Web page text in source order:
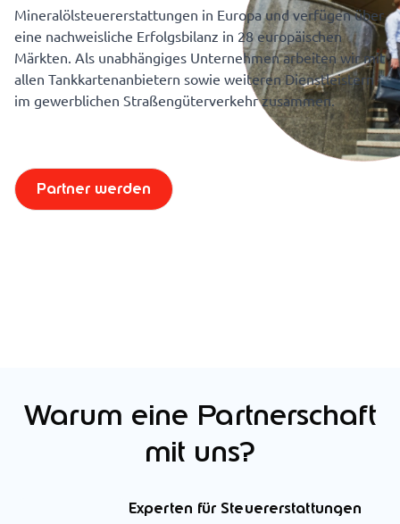
Mineralölsteuererstattungen in Europa und verfügen über
eine nachweisliche Erfolgsbilanz in 28 europäischen
Märkten. Als unabhängiges Unternehmen arbeiten wir mit
allen Tankkartenanbietern sowie weiteren Dienstleistern
im gewerblichen Straßengüterverkehr zusammen.
Partner werden
Warum eine Partnerschaft
mit uns?
Experten für Steuererstattungen